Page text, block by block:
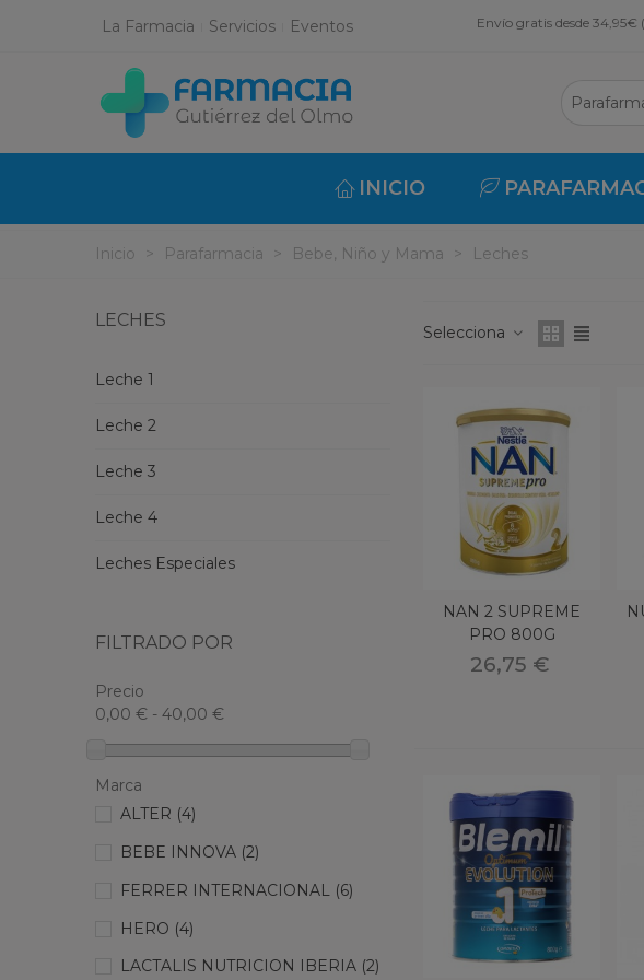
La Farmacia Servicios Eventos Envío gratis desde
INICIO
Inicio > Parafarmacia > Bebe, Niño y Mama > Leches
LECHES
Leche 1
Leche 2
Leche 3
Leche 4
Leches Especiales
FILTRADO POR
Precio
0,00 € - 40,00 €
Marca
ALTER (4)
BEBE INNOVA (2)
FERRER INTERNACIONAL (6)
HERO (4)
LACTALIS NUTRICION IBERIA (2)
Selecciona
NAN 2 SUPREME
PRO 800G
PROMOCION
26,75 €